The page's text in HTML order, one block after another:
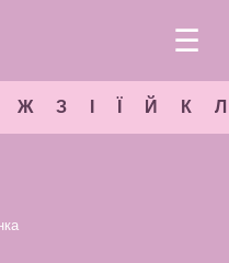
☰
Ж З Й К Л